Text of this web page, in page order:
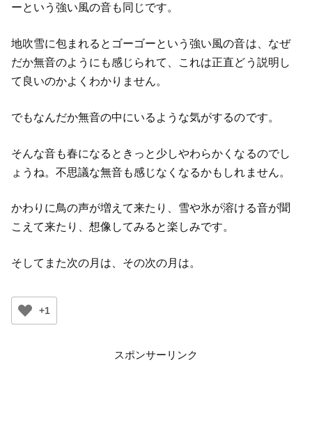
ーという強い風の音も同じです。
地吹雪に包まれるとゴーゴーという強い風の音は、なぜ
だか無音のようにも感じられて、これは正直どう説明し
て良いのかよくわかりません。
でもなんだか無音の中にいるような気がするのです。
そんな音も春になるときっと少しやわらかくなるのでし
ょうね。不思議な無音も感じなくなるかもしれません。
かわりに鳥の声が増えて来たり、雪や氷が溶ける音が聞
こえて来たり、想像してみると楽しみです。
そしてまた次の月は、その次の月は。
+1
スポンサーリンク